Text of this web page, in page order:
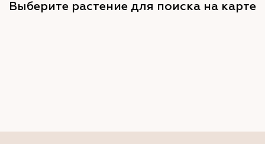
Выберите растение для поиска на карте